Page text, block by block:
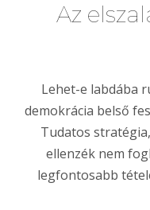
Az
Lehet-e labdába
demokrácia belső
Tudatos
ellenzék nem
legfontosabb